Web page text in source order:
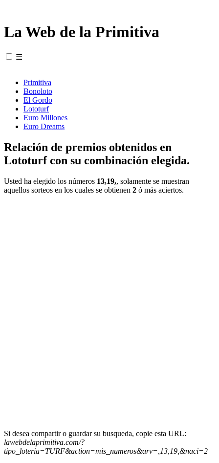
La Web de la Primitiva
☰
Primitiva
Bonoloto
El Gordo
Lototurf
Euro Millones
Euro Dreams
Relación de premios obtenidos en
Lototurf con su combinación elegida.
Usted ha elegido los números 13,19,, solamente se muestran
aquellos sorteos en los cuales se obtienen 2 ó más aciertos.
Si desea compartir o guardar su busqueda, copie esta URL:
lawebdelaprimitiva.com/?
tipo_loteria=TURF&action=mis_numeros&arv=,13,19,&naci=2